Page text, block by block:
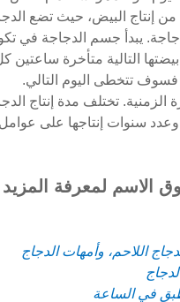
إنتاج البيض، حيث تضع
يبدأ جسم الدجاجة في
لذا رياضيًا ستضع الدجاجة بيضتها
تتخطى اليوم التالي.
الزمنية. تختلف مدة إنتاج
وعدد سنوات إنتاجها على
الاسم لمعرفة المزيد